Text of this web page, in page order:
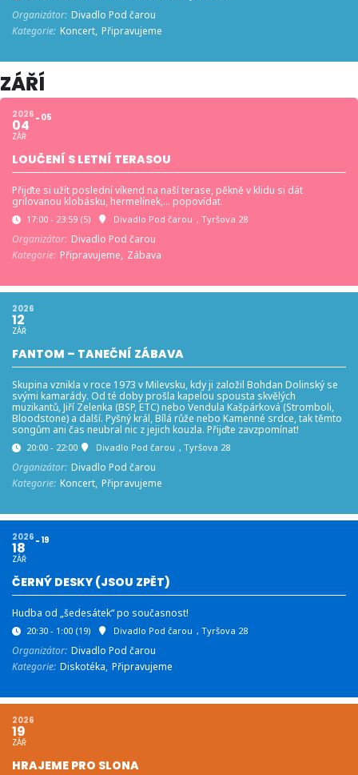
Organizátor: Divadlo Pod čarou
Kategorie: Koncert, Připravujeme
ZÁŘÍ
2026
04
ZÁŘ
05
LOUČENÍ S LETNÍ TERASOU
Přijďte si užít poslední víkend na naší terase, pěkně v klidu si dát
grilovanou klobásku, hermelínek,… popovídat.
17:00 - 23:59 (5) Divadlo Pod čarou , Tyršova 28
Organizátor: Divadlo Pod čarou
Kategorie: Připravujeme, Zábava
2026
12
ZÁŘ
FANTOM – TANEČNÍ ZÁBAVA
Skupina vznikla v roce 1973 v Milevsku, kdy ji založil Bohdan Dolinský se
svými kamarády. Od té doby prošla kapelou spousta skvělých
muzikantů, Jiří Zelenka (BSP, ETC) nebo Vendula Kašpárková (Stromboli,
Bloodstone) a další. Pyšný král, Bílá růže nebo Kamenné srdce, tak těmto
songům ani čas neubral nic z jejich kouzla. Přijďte zavzpomínat!
20:00 - 22:00 Divadlo Pod čarou , Tyršova 28
Organizátor: Divadlo Pod čarou
Kategorie: Koncert, Připravujeme
2026
18
ZÁŘ
19
ČERNÝ DESKY (JSOU ZPĚT)
Hudba od „šedesátek“ po současnost!
20:30 - 1:00 (19) Divadlo Pod čarou , Tyršova 28
Organizátor: Divadlo Pod čarou
Kategorie: Diskotéka, Připravujeme
2026
19
ZÁŘ
HRAJEME PRO SLONA